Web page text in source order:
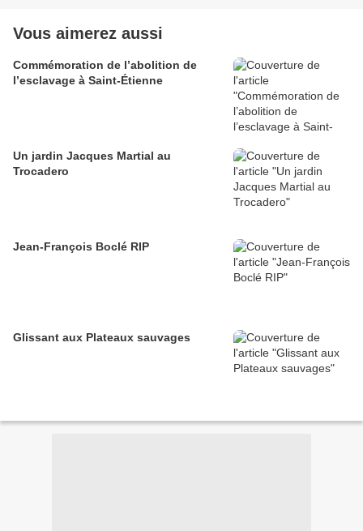
Vous aimerez aussi
Commémoration de l’abolition de
l’esclavage à Saint-Étienne
Un jardin Jacques Martial au
Trocadero
Jean-François Boclé RIP
Glissant aux Plateaux sauvages